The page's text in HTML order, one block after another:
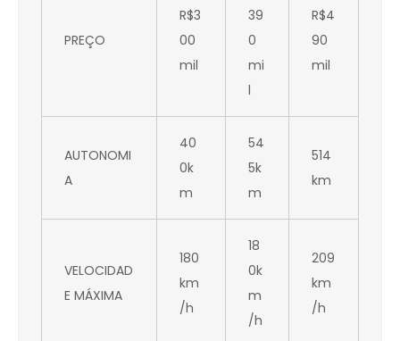
PREÇO
R$3
00
mil
39
0
mi
l
R$4
90
mil
AUTONOMI
A
40
0k
m
54
5k
m
514
km
VELOCIDAD
E MÁXIMA
180
km
/h
18
0k
m
/h
209
km
/h